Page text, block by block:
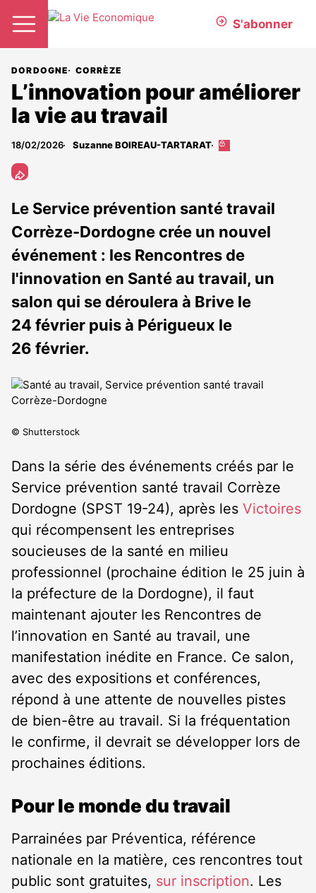
S'abonner
DORDOGNE CORRÈZE
L’innovation pour améliorer
la vie au travail
18/02/2026 Suzanne BOIREAU-TARTARAT
Cet
aux
abonnés
Le Service prévention santé travail
Corrèze-Dordogne crée un nouvel
événement : les Rencontres de
l'innovation en Santé au travail, un
salon qui se déroulera à Brive le
24 février puis à Périgueux le
26 février.
© Shutterstock
Dans la série des événements créés par le
Service prévention santé travail Corrèze
Dordogne (SPST 19-24), après les Victoires
qui récompensent les entreprises
soucieuses de la santé en milieu
professionnel (prochaine édition le 25 juin à
la préfecture de la Dordogne), il faut
maintenant ajouter les Rencontres de
l’innovation en Santé au travail, une
manifestation inédite en France. Ce salon,
avec des expositions et conférences,
répond à une attente de nouvelles pistes
de bien-être au travail. Si la fréquentation
le confirme, il devrait se développer lors de
prochaines éditions.
Pour le monde du travail
Parrainées par Préventica, référence
nationale en la matière, ces rencontres tout
public sont gratuites, sur inscription. Les